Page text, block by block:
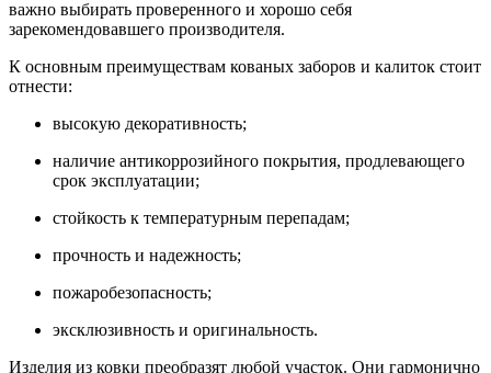
важно выбирать проверенного и хорошо себя
зарекомендовавшего производителя.
К основным преимуществам кованых заборов и калиток стоит
отнести:
высокую декоративность;
наличие антикоррозийного покрытия, продлевающего
срок эксплуатации;
стойкость к температурным перепадам;
прочность и надежность;
пожаробезопасность;
эксклюзивность и оригинальность.
Изделия из ковки преобразят любой участок. Они гармонично